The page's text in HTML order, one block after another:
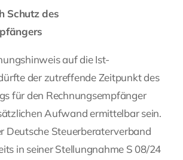
Schutz des
auf die Ist-
der zutreffende Zeitpunkt des
für den Rechnungsempfänger
Aufwand ermittelbar sein.
Deutsche Steuerberaterverband
in seiner Stellungnahme S 08/24